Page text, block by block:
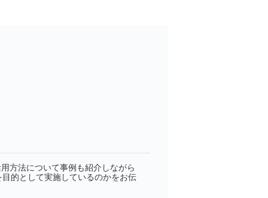
方法について事例も紹介しながら
的として実施しているのかをお伝